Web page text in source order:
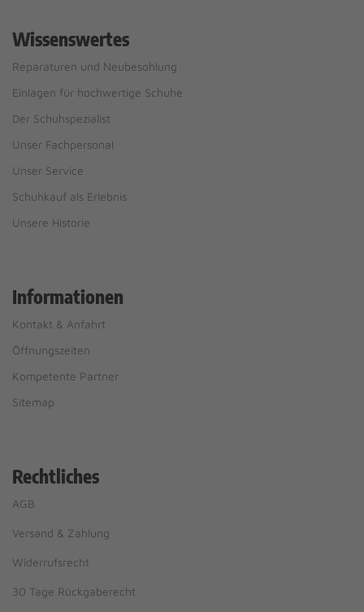
Wissenswertes
Reparaturen und Neubesohlung
Einlagen für hochwertige Schuhe
Der Schuhspezialist
Unser Fachpersonal
Unser Service
Schuhkauf als Erlebnis
Unsere Historie
Informationen
Kontakt & Anfahrt
Öffnungszeiten
Kompetente Partner
Sitemap
Rechtliches
AGB
Versand & Zahlung
Widerrufsrecht
30 Tage Rückgaberecht